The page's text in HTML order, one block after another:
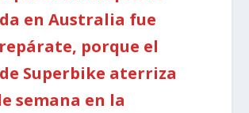
en Australia fue
porque el
Superbike aterriza
semana en la